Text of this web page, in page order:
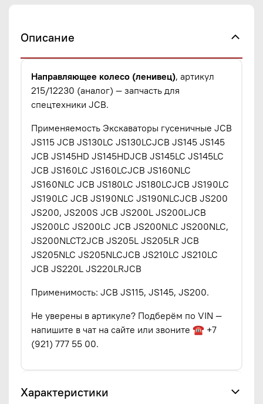
Описание
Направляющее колесо (ленивец), артикул
215/12230 (аналог) — запчасть для
спецтехники JCB.
Применяемость Экскаваторы гусеничные JCB
JS115 JCB JS130LC JS130LCJCB JS145 JS145
JCB JS145HD JS145HDJCB JS145LC JS145LC
JCB JS160LC JS160LCJCB JS160NLC
JS160NLC JCB JS180LC JS180LCJCB JS190LC
JS190LC JCB JS190NLC JS190NLCJCB JS200
JS200, JS200S JCB JS200L JS200LJCB
JS200LC JS200LC JCB JS200NLC JS200NLC,
JS200NLCT2JCB JS205L JS205LR JCB
JS205NLC JS205NLCJCB JS210LC JS210LC
JCB JS220L JS220LRJCB
Применимость: JCB JS115, JS145, JS200.
Не уверены в артикуле? Подберём по VIN —
напишите в чат на сайте или звоните ☎ +7
(921) 777 55 00.
Характеристики